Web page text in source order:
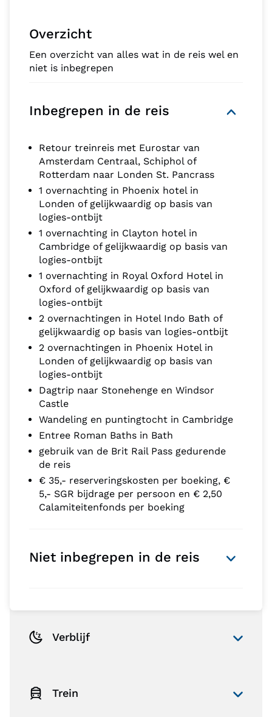
Overzicht
Een overzicht van alles wat in de reis wel en
niet is inbegrepen
Inbegrepen in de reis
Retour treinreis met Eurostar van
Amsterdam Centraal, Schiphol of
Rotterdam naar Londen St. Pancrass
1 overnachting in Phoenix hotel in
Londen of gelijkwaardig op basis van
logies-ontbijt
1 overnachting in Clayton hotel in
Cambridge of gelijkwaardig op basis van
logies-ontbijt
1 overnachting in Royal Oxford Hotel in
Oxford of gelijkwaardig op basis van
logies-ontbijt
2 overnachtingen in Hotel Indo Bath of
gelijkwaardig op basis van logies-ontbijt
2 overnachtingen in Phoenix Hotel in
Londen of gelijkwaardig op basis van
logies-ontbijt
Dagtrip naar Stonehenge en Windsor
Castle
Wandeling en puntingtocht in Cambridge
Entree Roman Baths in Bath
gebruik van de Brit Rail Pass gedurende
de reis
€ 35,- reserveringskosten per boeking, €
5,- SGR bijdrage per persoon en € 2,50
Calamiteitenfonds per boeking
Niet inbegrepen in de reis
Verblijf
Trein